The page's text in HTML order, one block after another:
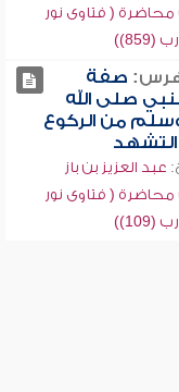
( فتاوى نور
صفة
صلى الله
من الركوع
عبد العزيز بن باز
( فتاوى نور